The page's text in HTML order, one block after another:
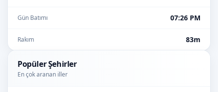
Gün Batımı 07:26 PM
Rakım 83m
Popüler Şehirler
En çok aranan iller